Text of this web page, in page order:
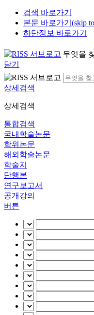
검색 바로가기
본문 바로가기(skip
하단정보 바로가기
무엇을
닫기
상세검색
상세검색
통합검색
국내학술논문
학위논문
해외학술논문
학술지
단행본
연구보고서
공개강의
버튼